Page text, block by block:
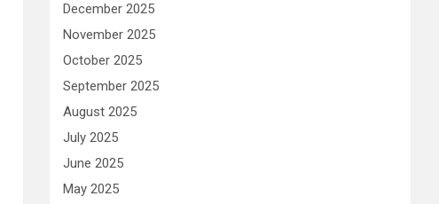
December 2025
November 2025
October 2025
September 2025
August 2025
July 2025
June 2025
May 2025